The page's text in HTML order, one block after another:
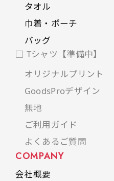
タオル
巾着・ポーチ
バッグ
□ Tシャツ【準備中】
オリジナルプリント
GoodsProデザイン
無地
ご利用ガイド
よくあるご質問
COMPANY
会社概要